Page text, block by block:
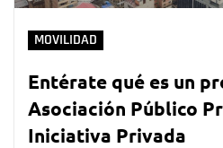
MOVILIDAD
Entérate qué es un
Asociación Público
Iniciativa Privada